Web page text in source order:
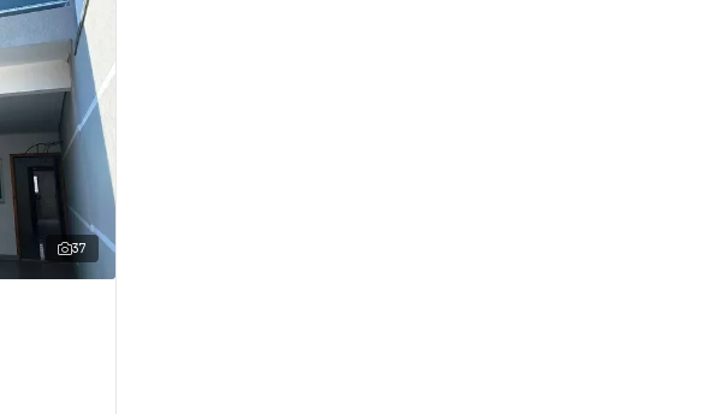
37